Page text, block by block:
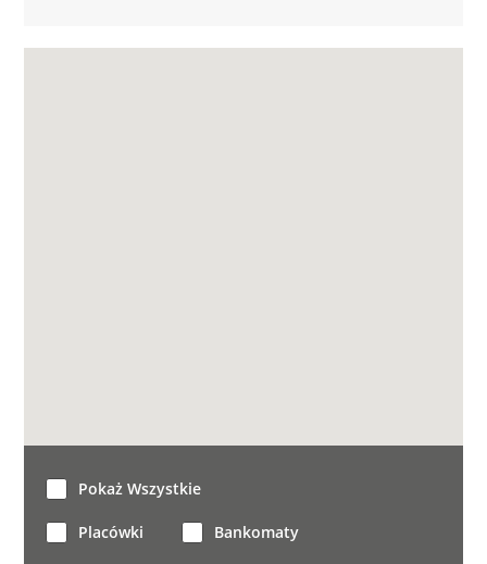
Pokaż Wszystkie
Placówki Bankomaty